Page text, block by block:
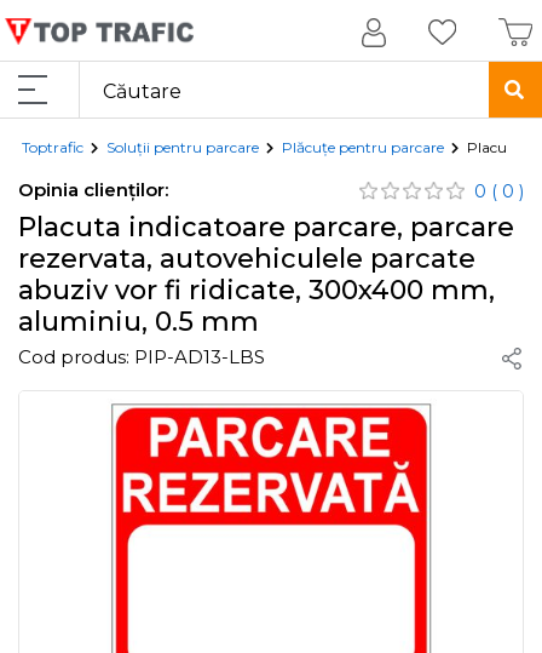
Toptrafic Soluții pentru parcare Plăcuțe pentru parcare Placuta
Opinia clienților: 0 ( 0 )
Placuta indicatoare parcare, parcare
rezervata, autovehiculele parcate
abuziv vor fi ridicate, 300x400 mm,
aluminiu, 0.5 mm
Cod produs: PIP-AD13-LBS